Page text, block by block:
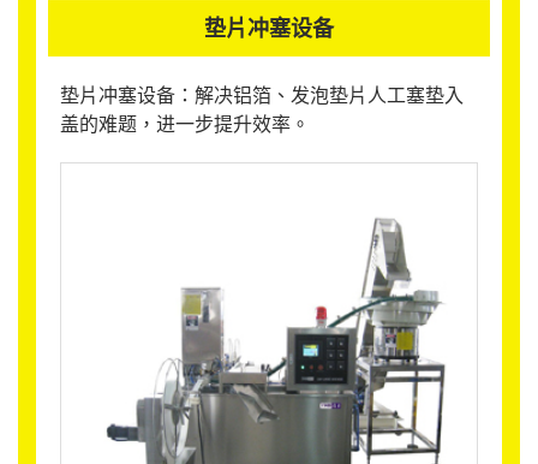
垫片冲塞设备
垫片冲塞设备：解决铝箔、发泡垫片人工塞垫入
盖的难题，进一步提升效率。